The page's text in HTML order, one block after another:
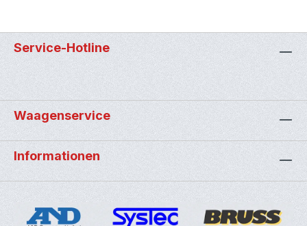
Service-Hotline
Waagenservice
Informationen